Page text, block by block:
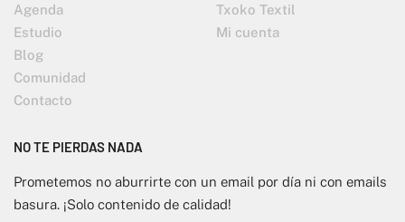
Agenda
Estudio
Blog
Comunidad
Contacto
Txoko Textil
Mi cuenta
NO TE PIERDAS NADA
Prometemos no aburrirte con un email por día ni con emails
basura. ¡Solo contenido de calidad!